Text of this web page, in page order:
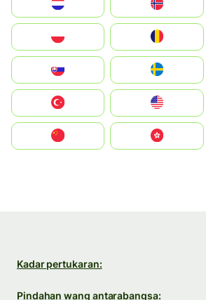
United States
中國香港特別行政區
Kadar pertukaran:
Pindahan wang antarabangsa: